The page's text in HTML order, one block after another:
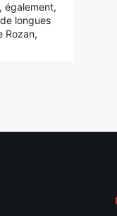
également,
longues
Rozan,